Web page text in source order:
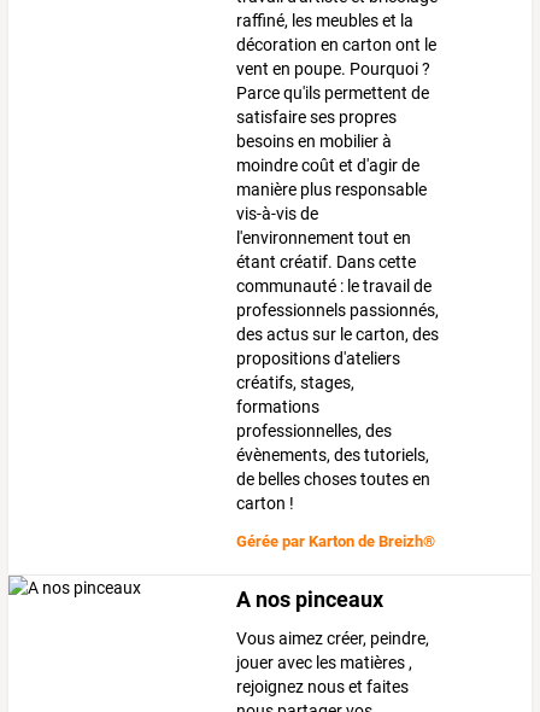
raffiné, les meubles et la
décoration en carton ont le
vent en poupe. Pourquoi ?
Parce qu'ils permettent de
satisfaire ses propres
besoins en mobilier à
moindre coût et d'agir de
manière plus responsable
vis-à-vis de
l'environnement tout en
étant créatif. Dans cette
communauté : le travail de
professionnels passionnés,
des actus sur le carton, des
propositions d'ateliers
créatifs, stages,
formations
professionnelles, des
évènements, des tutoriels,
de belles choses toutes en
carton !
Gérée parKarton de Breizh®
A nos pinceaux
Vous aimez créer, peindre,
jouer avec les matières ,
rejoignez nous et faites